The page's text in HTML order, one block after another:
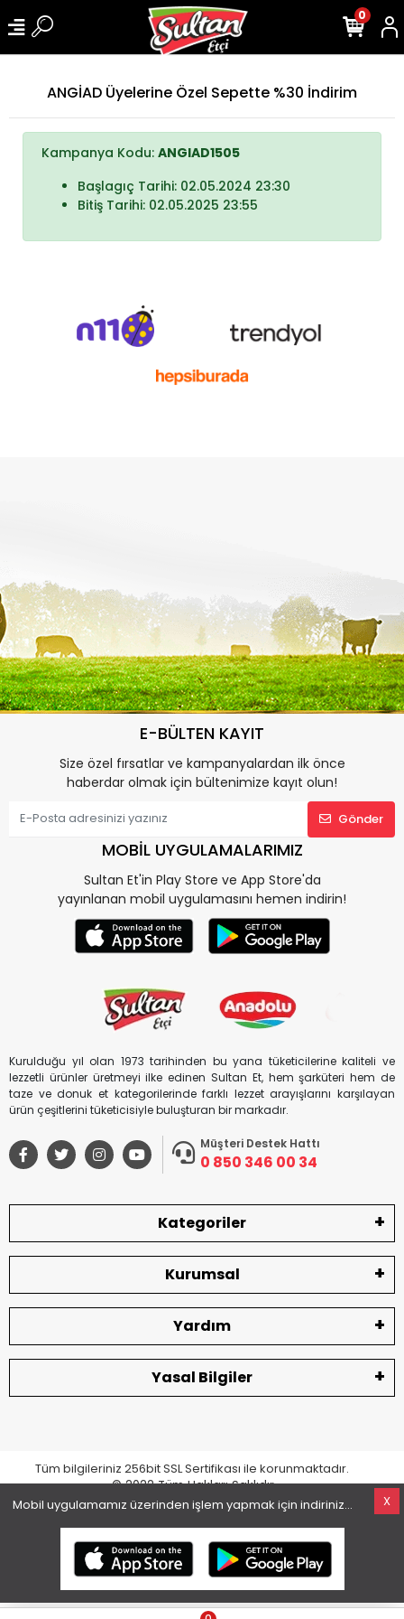
0
ANGİAD Üyelerine Özel Sepette %30 İndirim
Kampanya Kodu: ANGIAD1505
Başlagıç Tarihi: 02.05.2024 23:30
Bitiş Tarihi: 02.05.2025 23:55
E-BÜLTEN KAYIT
Size özel fırsatlar ve kampanyalardan ilk önce
haberdar olmak için bültenimize kayıt olun!
Gönder
MOBİL UYGULAMALARIMIZ
Sultan Et'in Play Store ve App Store'da
yayınlanan mobil uygulamasını hemen indirin!
Kurulduğu yıl olan 1973 tarihinden bu yana tüketicilerine kaliteli ve
lezzetli ürünler üretmeyi ilke edinen Sultan Et, hem şarküteri hem de
taze ve donuk et kategorilerinde farklı lezzet arayışlarını karşılayan
ürün çeşitlerini tüketicisiyle buluşturan bir markadır.
Müşteri Destek Hattı
0 850 346 00 34
Kategoriler
Kurumsal
Yardım
Yasal Bilgiler
Tüm bilgileriniz 256bit SSL Sertifikası ile korunmaktadır.
© 2022Tüm Hakları Saklıdır
X
Mobil uygulamamız üzerinden işlem yapmak için indiriniz...
superKET E-ticaret ve Pazaryeri Entegrasyon Çözümleri